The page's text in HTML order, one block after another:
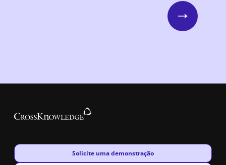
Next
New window
Solicite uma demonstração